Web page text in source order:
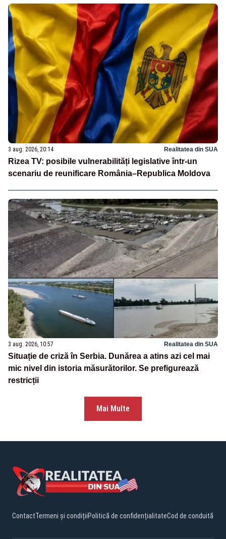
3 aug. 2026, 20:14 Realitatea din SUA
Rizea TV: posibile vulnerabilități legislative într-un
scenariu de reunificare România–Republica Moldova
3 aug. 2026, 10:57 Realitatea din SUA
Situație de criză în Serbia. Dunărea a atins azi cel mai
mic nivel din istoria măsurătorilor. Se prefigurează
restricții
Mai Multe
ContactTermeni și condițiiPolitică de confidențialitateCod de conduită